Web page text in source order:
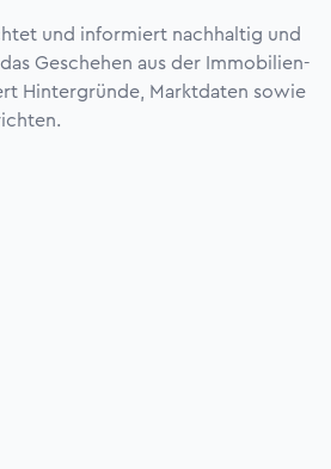
und informiert nachhaltig und
Geschehen aus der Immobilien-
Hintergründe, Marktdaten sowie